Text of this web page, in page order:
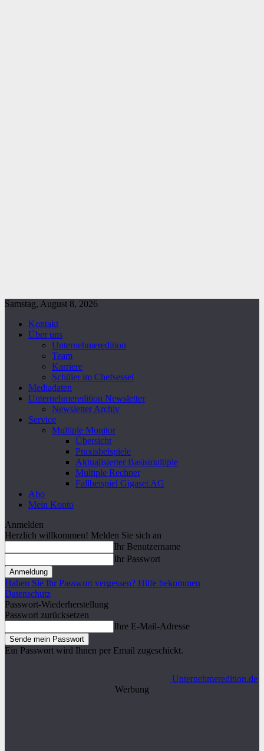
Samstag, August 8, 2026
Kontakt
Über uns
Unternehmeredition
Team
Karriere
Schüler im Chefsessel
Mediadaten
Unternehmeredition Newsletter
Newsletter Archiv
Service
Multiple Monitor
Übersicht
Praxisbeispiele
Aktualisierter Basismultiple
Multiple Rechner
Fallbeispiel Gigaset AG
Abo
Mein Konto
Anmelden
Herzlich willkommen! Melden Sie sich an
Ihr Benutzername
Ihr Passwort
Haben Sie Ihr Passwort vergessen? Hilfe bekommen
Datenschutz
Passwort-Wiederherstellung
Passwort zurücksetzen
Ihre E-Mail-Adresse
Ein Passwort wird Ihnen per Email zugeschickt.
Unternehmeredition.de
Werbung